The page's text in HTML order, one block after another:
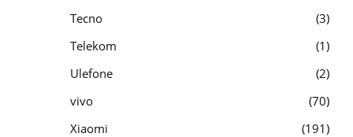
Tecno
3
Telekom
1
Ulefone
2
vivo
70
Xiaomi
191